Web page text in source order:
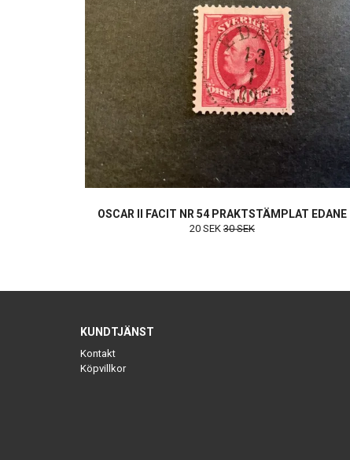
OSCAR II FACIT NR 54 PRAKTSTÄMPLAT EDANE
20 SEK 30 SEK
KUNDTJÄNST
Kontakt
Köpvillkor